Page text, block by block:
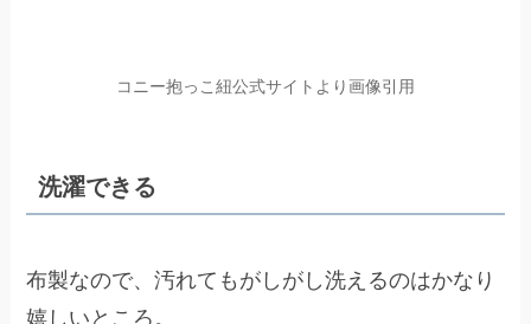
コニー抱っこ紐公式サイトより画像引用
洗濯できる
布製なので、汚れてもがしがし洗えるのはかなり
嬉しいところ。